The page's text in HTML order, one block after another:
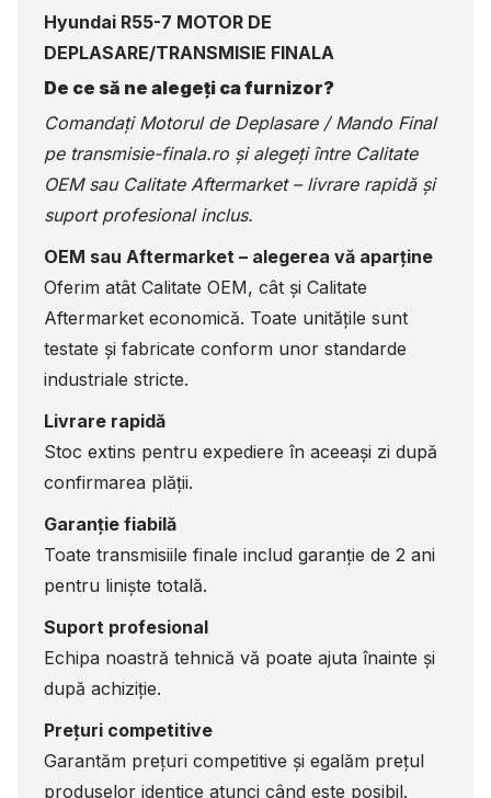
Hyundai R55-7 MOTOR DE
DEPLASARE/TRANSMISIE FINALA
De ce să ne alegeți ca furnizor?
Comandați Motorul de Deplasare / Mando Final
pe transmisie-finala.ro și alegeți între Calitate
OEM sau Calitate Aftermarket – livrare rapidă și
suport profesional inclus.
OEM sau Aftermarket – alegerea vă aparține
Oferim atât Calitate OEM, cât și Calitate
Aftermarket economică. Toate unitățile sunt
testate și fabricate conform unor standarde
industriale stricte.
Livrare rapidă
Stoc extins pentru expediere în aceeași zi după
confirmarea plății.
Garanție fiabilă
Toate transmisiile finale includ garanție de 2 ani
pentru liniște totală.
Suport profesional
Echipa noastră tehnică vă poate ajuta înainte și
după achiziție.
Prețuri competitive
Garantăm prețuri competitive și egalăm prețul
produselor identice atunci când este posibil.